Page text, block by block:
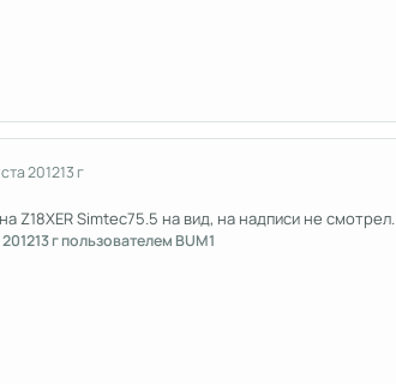
201213 г
Z18XER Simtec75.5 на вид, на надписи не смотрел.
13 гпользователем BUM1